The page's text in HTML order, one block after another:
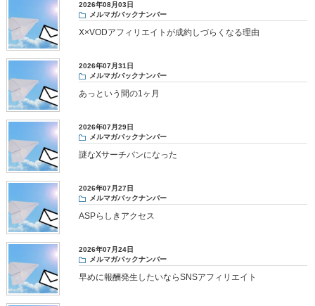
2026年08月03日
メルマガバックナンバー
X×VODアフィリエイトが成約しづらくなる理由
2026年07月31日
メルマガバックナンバー
あっという間の1ヶ月
2026年07月29日
メルマガバックナンバー
謎なXサーチバンになった
2026年07月27日
メルマガバックナンバー
ASPらしきアクセス
2026年07月24日
メルマガバックナンバー
早めに報酬発生したいならSNSアフィリエイト